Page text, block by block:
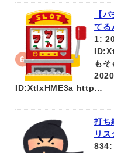
【
てる
1:
も
ID:XtIxHME3a http…
打ち
リ
834: